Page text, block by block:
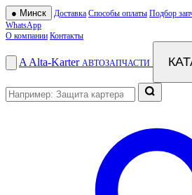
● Минск Доставка Способы оплаты Подбор
WhatsApp
О компании Контакты
A Alta-Karter АВТОЗАПЧАСТИ